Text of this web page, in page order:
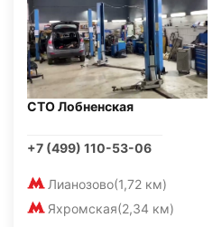
СТО Лобненская
+7 (499) 110-53-06
Лианозово(1,72 км)
Яхромская(2,34 км)